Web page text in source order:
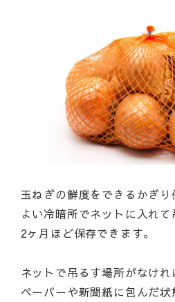
玉ねぎの鮮度をできるかぎ
よい冷暗所でネットに入れ
2ヶ月ほど保存できます。
ネットで吊るす場所がなけ
ペーパーや新聞紙に包んだ